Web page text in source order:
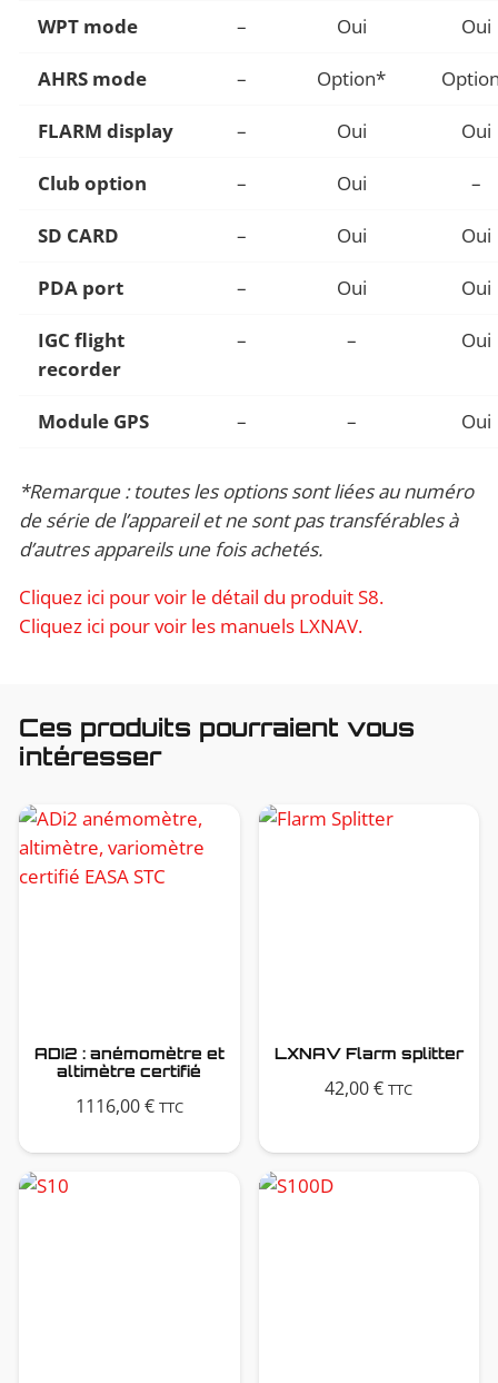
WPT mode – Oui Oui
AHRS mode – Option*
FLARM display – Oui Oui
Club option – Oui –
SD CARD – Oui Oui
PDA port – Oui Oui
IGC flight
recorder
– – Oui
Module GPS – – Oui
*Remarque : toutes les options sont liées au numéro
de série de l’appareil et ne sont pas transférables à
d’autres appareils une fois achetés.
Cliquez ici pour voir le détail du produit S8.
Cliquez ici pour voir les manuels LXNAV.
Ces produits pourraient vous
intéresser
ADI2 : anémomètre et
altimètre certifié
1116,00€ TTC
LXNAV Flarm splitter
42,00€ TTC